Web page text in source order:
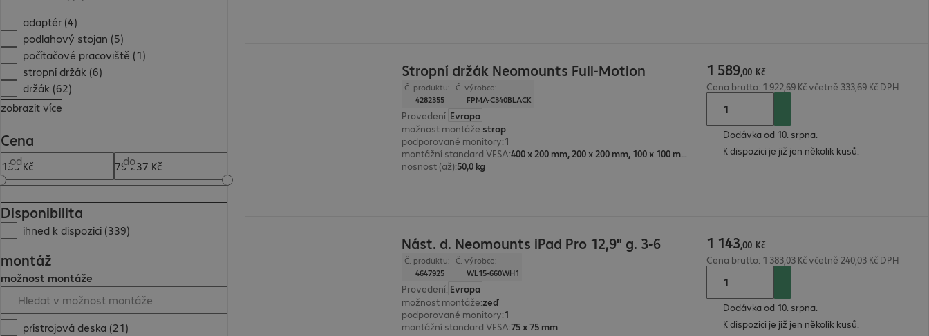
adaptér (4)
podlahový stojan (5)
počítačové pracoviště (1)
stropní držák (6)
držák (62)
zobrazit více
Cena
od do
Disponibilita
ihned k dispozici (339)
montáž
možnost montáže
prístrojová deska (21)
Stropní držák Neomounts Full-Motion
Č. produktu:
4282355
Č. výrobce:
FPMA-C340BLACK
Provedení: Evropa
možnost montáže:strop
podporované monitory:1
montážní standard VESA:
400 x 200 mm, 200 x 200 mm, 100 x 100 mm, 300 x 300 mm, 400 x 400 mm, 200 x 100 mm, 150x200 mm
nosnost (až):50,0 kg
1 589,00 Kč
Cena brutto: 1 922,69 Kč včetně 333,69 Kč DPH
Dodávka od 10. srpna.
K dispozici je již jen několik kusů.
Nást. d. Neomounts iPad Pro 12,9" g. 3-6
Č. produktu:
4647925
Č. výrobce:
WL15-660WH1
Provedení: Evropa
možnost montáže:zeď
podporované monitory:1
montážní standard VESA:75 x 75 mm
1 143,00 Kč
Cena brutto: 1 383,03 Kč včetně 240,03 Kč DPH
Dodávka od 10. srpna.
K dispozici je již jen několik kusů.